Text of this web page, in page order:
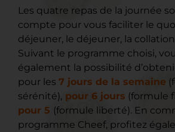
Les quatre repas de la journée
compte pour vous faciliter le
déjeuner, le déjeuner, la
Suivant le programme choisi,
également la possibilité
pour les 7 jours de la semaine
sérénité), pour 6 jours (formule
pour 5 (formule liberté). En
programme Cheef, profitez